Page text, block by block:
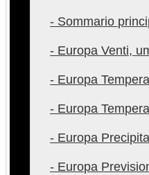
- Sommario
- Europa Venti,
- Europa
- Europa
- Europa
- Europa